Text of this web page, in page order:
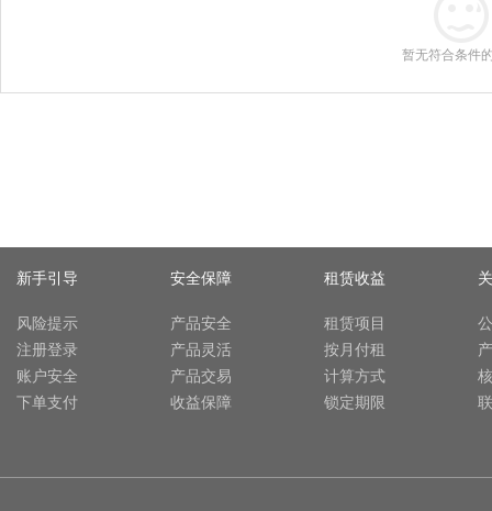
暂无符合条件
新手引导
风险提示
注册登录
账户安全
下单支付
安全保障
产品安全
产品灵活
产品交易
收益保障
租赁收益
租赁项目
按月付租
计算方式
锁定期限